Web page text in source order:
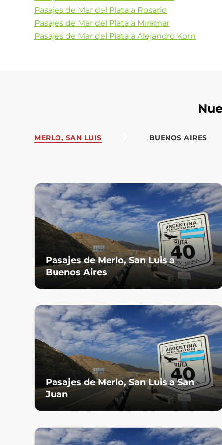
Pasajes de Mar del Plata a Rosario
Pasajes de Mar del Plata a Miramar
Pasajes de Mar del Plata a Alejandro Korn
MERLO, SAN LUIS BUENOS AIRES
Pasajes de Merlo, San Luis a
Buenos Aires
Pasajes de Merlo, San Luis a San
Juan